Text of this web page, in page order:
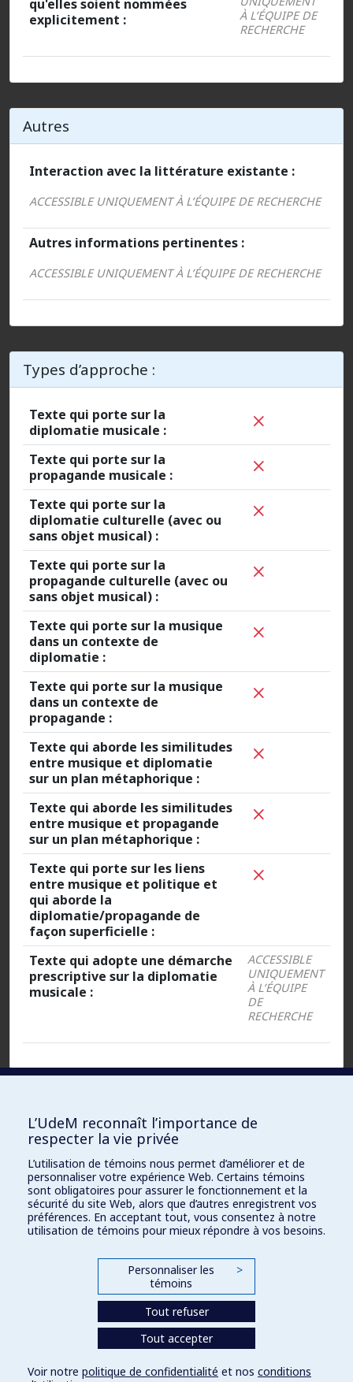
qu'elles soient nommées
explicitement :
À L’ÉQUIPE DE
RECHERCHE
Autres
Interaction avec la littérature existante :
ACCESSIBLE UNIQUEMENT À L’ÉQUIPE DE RECHERCHE
Autres informations pertinentes :
ACCESSIBLE UNIQUEMENT À L’ÉQUIPE DE RECHERCHE
Types d’approche :
Texte qui porte sur la
diplomatie musicale :
Texte qui porte sur la
propagande musicale :
Texte qui porte sur la
diplomatie culturelle (avec ou
sans objet musical) :
Texte qui porte sur la
propagande culturelle (avec ou
sans objet musical) :
Texte qui porte sur la musique
dans un contexte de
diplomatie :
Texte qui porte sur la musique
dans un contexte de
propagande :
Texte qui aborde les similitudes
entre musique et diplomatie
sur un plan métaphorique :
Texte qui aborde les similitudes
entre musique et propagande
sur un plan métaphorique :
Texte qui porte sur les liens
entre musique et politique et
qui aborde la
diplomatie/propagande de
façon superficielle :
Texte qui adopte une démarche
prescriptive sur la diplomatie
musicale :
ACCESSIBLE
UNIQUEMENT
À L’ÉQUIPE
DE
RECHERCHE
Fichiers :
Document
Word :
ACCESSIBLE UNIQUEMENT À L’ÉQUIPE
DE RECHERCHE
PDF
(original) :
ACCESSIBLE UNIQUEMENT À L’ÉQUIPE
DE RECHERCHE
ACCESSIBLE UNIQUEMENT À L’ÉQUIPE
DE RECHERCHE
L’UdeM reconnaît l’importance de
respecter la vie privée
L’utilisation de témoins nous permet d’améliorer et de
personnaliser votre expérience Web. Certains témoins
sont obligatoires pour assurer le fonctionnement et la
sécurité du site Web, alors que d’autres enregistrent vos
préférences. En acceptant tout, vous consentez à notre
utilisation de témoins pour mieux répondre à vos besoins.
Personnaliser les
témoins
>
Tout refuser
Tout accepter
Voir notre politique de confidentialité et nos conditions